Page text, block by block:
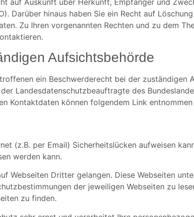
auf Auskunft über Herkunft, Empfänger und
Darüber hinaus haben Sie ein Recht auf
Zu Ihren vorgenannten Rechten und zu dem
Aufsichtsbehörde
ein Beschwerderecht bei der zuständigen
Landesdatenschutzbeauftragte des
Kontaktdaten können folgendem Link
(z.B. per Email) Sicherheitslücken aufweisen
werden kann.
Webseiten Dritter gelangen. Diese Webseiten
der jeweiligen Webseiten zu
zu finden.